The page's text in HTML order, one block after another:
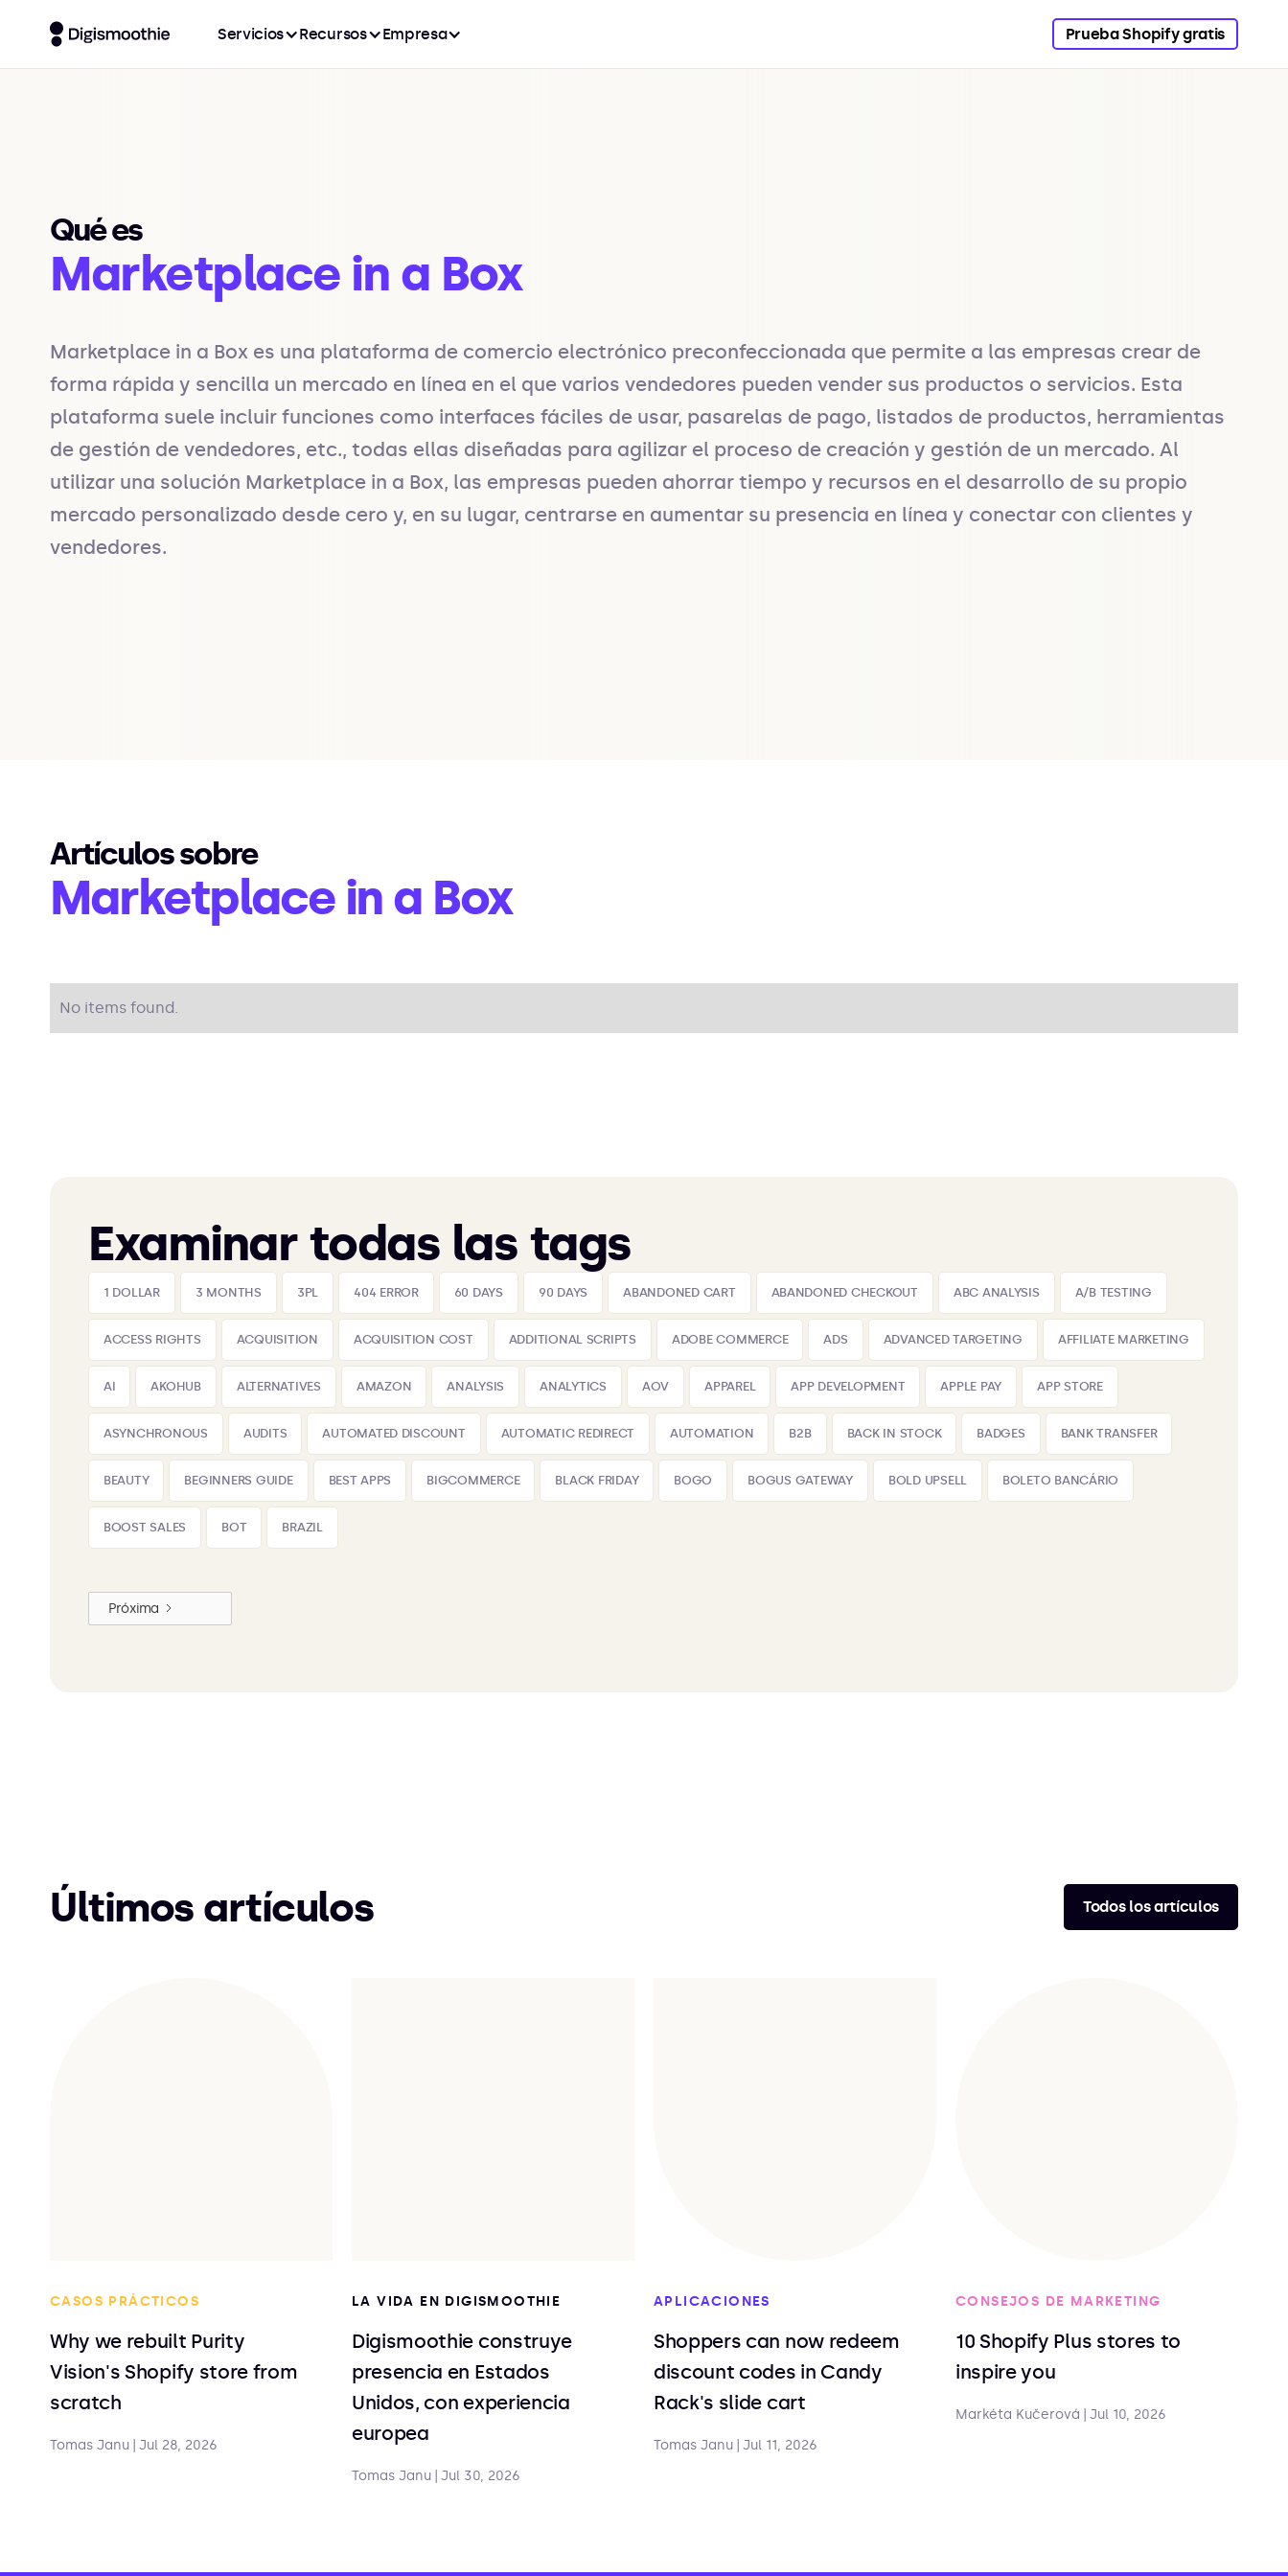
Servicios Recursos Empresa Prueba Shopify gratis
Qué es
Marketplace in a Box
Marketplace in a Box es una plataforma de comercio electrónico preconfeccionada que permite a las empresas crear de
forma rápida y sencilla un mercado en línea en el que varios vendedores pueden vender sus productos o servicios. Esta
plataforma suele incluir funciones como interfaces fáciles de usar, pasarelas de pago, listados de productos, herramientas
de gestión de vendedores, etc., todas ellas diseñadas para agilizar el proceso de creación y gestión de un mercado. Al
utilizar una solución Marketplace in a Box, las empresas pueden ahorrar tiempo y recursos en el desarrollo de su propio
mercado personalizado desde cero y, en su lugar, centrarse en aumentar su presencia en línea y conectar con clientes y
vendedores.
Artículos sobre
Marketplace in a Box
No items found.
Examinar todas las tags
1 DOLLAR 3 MONTHS 3PL 404 ERROR 60 DAYS 90 DAYS ABANDONED CART ABANDONED CHECKOUT ABC ANALYSIS A/B TESTING
ACCESS RIGHTS ACQUISITION ACQUISITION COST ADDITIONAL SCRIPTS ADOBE COMMERCE ADS ADVANCED TARGETING AFFILIATE MARKETING
AI AKOHUB ALTERNATIVES AMAZON ANALYSIS ANALYTICS AOV APPAREL APP DEVELOPMENT APPLE PAY APP STORE
ASYNCHRONOUS AUDITS AUTOMATED DISCOUNT AUTOMATIC REDIRECT AUTOMATION B2B BACK IN STOCK BADGES BANK TRANSFER
BEAUTY BEGINNERS GUIDE BEST APPS BIGCOMMERCE BLACK FRIDAY BOGO BOGUS GATEWAY BOLD UPSELL BOLETO BANCÁRIO
BOOST SALES BOT BRAZIL
Próxima
Últimos artículos Todos los artículos
CASOS PRÁCTICOS
Why we rebuilt Purity
Vision's Shopify store from
scratch
Tomas Janu Jul 28, 2026
LA VIDA EN DIGISMOOTHIE
Digismoothie construye
presencia en Estados
Unidos, con experiencia
europea
Tomas Janu Jul 30, 2026
APLICACIONES
Shoppers can now redeem
discount codes in Candy
Rack's slide cart
Tomas Janu Jul 11, 2026
CONSEJOS DE MARKETING
10 Shopify Plus stores to
inspire you
Markéta Kučerová Jul 10, 2026